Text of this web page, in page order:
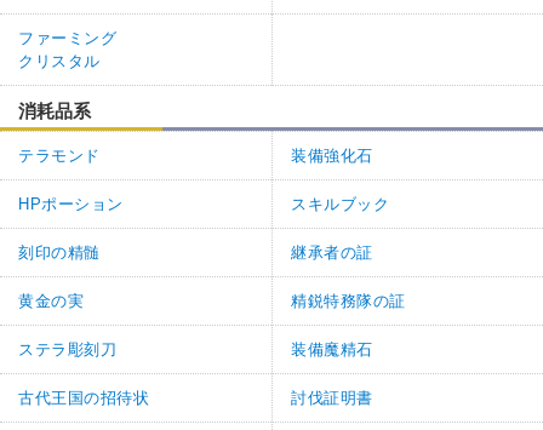
ファーミング
クリスタル
消耗品系
テラモンド 装備強化石
HPポーション スキルブック
刻印の精髄 継承者の証
黄金の実 精鋭特務隊の証
ステラ彫刻刀 装備魔精石
古代王国の招待状 討伐証明書